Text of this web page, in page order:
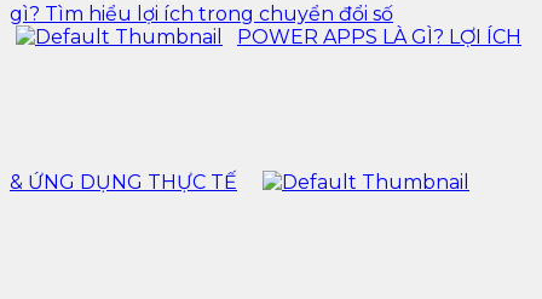
gì? Tìm hiểu lợi ích trong chuyển đổi số
POWER APPS LÀ GÌ? LỢI ÍCH
& ỨNG DỤNG THỰC TẾ